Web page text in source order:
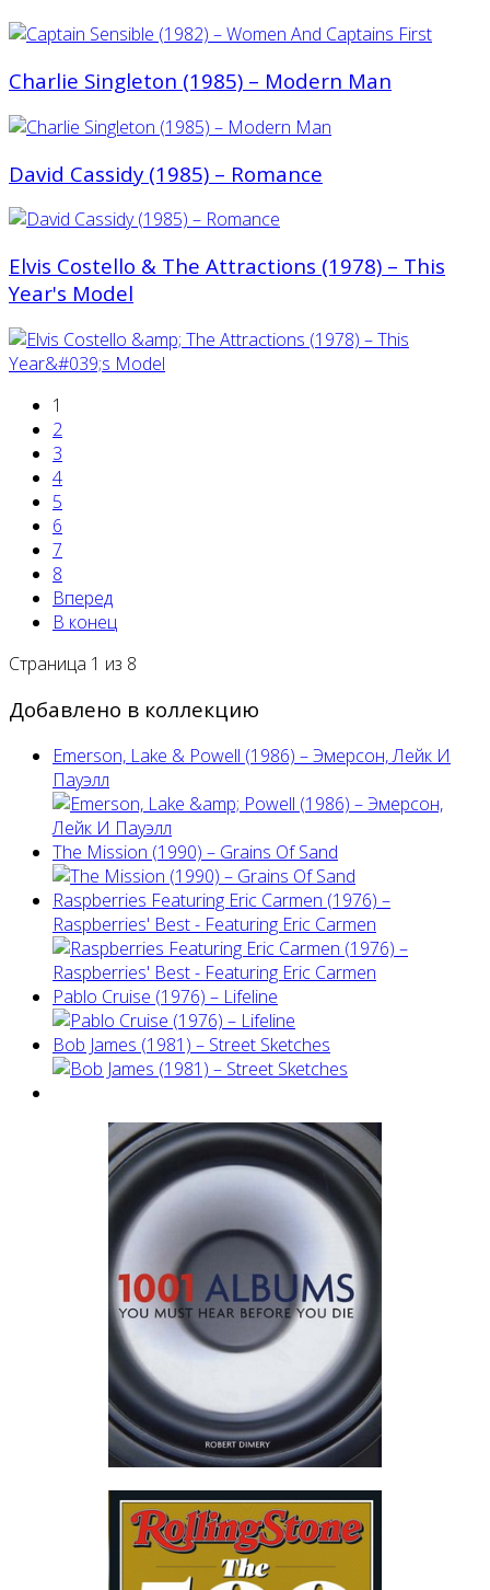
Charlie Singleton (1985) – Modern Man
David Cassidy (1985) ‎– Romance
Elvis Costello & The Attractions (1978) ‎– This
Year's Model
1
2
3
4
5
6
7
8
Вперед
В конец
Страница 1 из 8
Добавлено в коллекцию
Emerson, Lake & Powell (1986) ‎– Эмерсон, Лейк И
Пауэлл
The Mission (1990) – Grains Of Sand
Raspberries Featuring Eric Carmen (1976) –
Raspberries' Best - Featuring Eric Carmen
Pablo Cruise (1976) – Lifeline
Bob James (1981) – Street Sketches